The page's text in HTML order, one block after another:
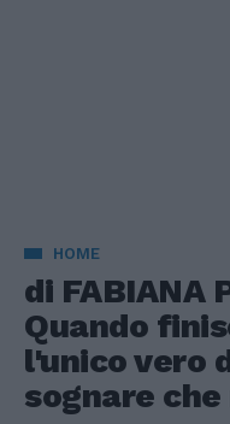
HOME
di FABIANA
Quando
l'unico vero
sognare